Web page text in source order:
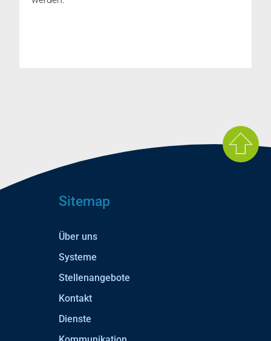
Sitemap
Über uns
Systeme
Stellenangebote
Kontakt
Dienste